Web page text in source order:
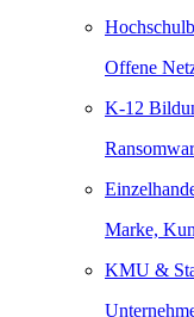
Offene
K-12
Marke,
KMU &